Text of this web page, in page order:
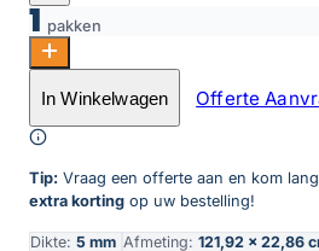
1 pakken
Oak Columbus aantal
Toevoegen aan winkelwagen
In Winkelwagen Offerte
Tip: Vraag een offerte aan en kom
extra korting op uw bestelling!
Dikte: 5 mm Afmeting: 121,92 × 22,86